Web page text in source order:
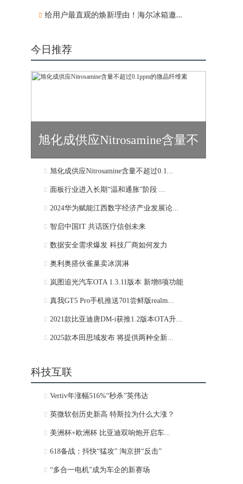
给用户最直观的焕新理由！海尔冰箱邀...
今日推荐
旭化成供应Nitrosamine含量不
超过0.1...
旭化成供应Nitrosamine含量不超过0.1...
面板行业进入长期“温和通胀”阶段 ...
2024华为赋能江西数字经济产业发展论...
智启中国IT 共话医疗信创未来
数据安全需求爆发 科技厂商如何发力
奥利奥搭伙雀巢卖冰淇淋
岚图追光汽车OTA 1.3.11版本 新增8项功能
真我GT5 Pro手机推送701尝鲜版realm...
2021款比亚迪唐DM-i获推1.2版本OTA升...
2025款本田思域发布 将提供两种全新...
科技互联
Vertiv年涨幅516%“秒杀”英伟达
英微软创历史新高 特斯拉为什么大涨？
美洲杯+欧洲杯 比亚迪双响炮开启车...
618备战：抖快“猛攻” 淘京拼“反击”
“多合一电机”成为车企的新赛场